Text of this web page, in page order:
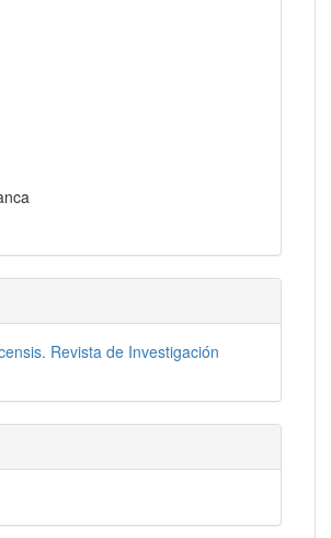
Revista de Investigación